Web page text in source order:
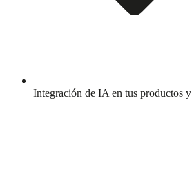
Integración de IA en tus productos y